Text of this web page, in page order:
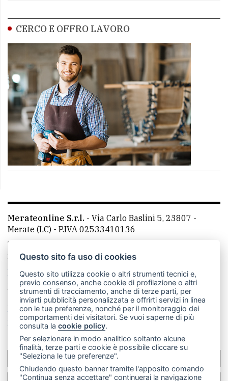
CERCO E OFFRO LAVORO
Merateonline S.r.l. - Via Carlo Baslini 5, 23807 -
Merate (LC) - P.IVA 02533410136
Telefono:
mail: redazione@merateonline.it
La redazione
CasateOnline LeccoOnline
RSS
Made by VIP
Privacy policy
Cookie policy
Rivedi le tue scelte sui cookie
SCRIVICI
Questo sito fa uso di cookies
Questo sito utilizza cookie o altri strumenti tecnici e,
previo consenso, anche cookie di profilazione o altri
strumenti di tracciamento, anche di terze parti, per
inviarti pubblicità personalizzata e offrirti servizi in linea
con le tue preferenze, nonché per il monitoraggio dei
comportamenti dei visitatori. Se vuoi saperne di più
consulta lacookie policy.
Per selezionare in modo analitico soltanto alcune
finalità, terze parti e cookie è possibile cliccare su
"Seleziona le tue preferenze".
Chiudendo questo banner tramite l'apposito comando
"Continua senza accettare" continuerai la navigazione